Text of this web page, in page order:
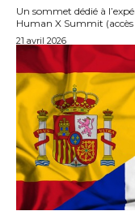
Un sommet dédié à
Human X Summit (accès
21 avril 2026